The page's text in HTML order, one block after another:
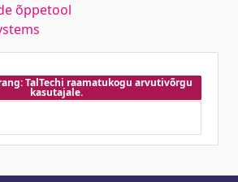
õppetool
TalTechi raamatukogu arvutivõrgu
kasutajale.